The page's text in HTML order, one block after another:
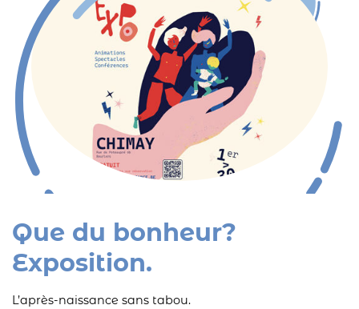
Que du bonheur?
Exposition.
L’après-naissance sans tabou.